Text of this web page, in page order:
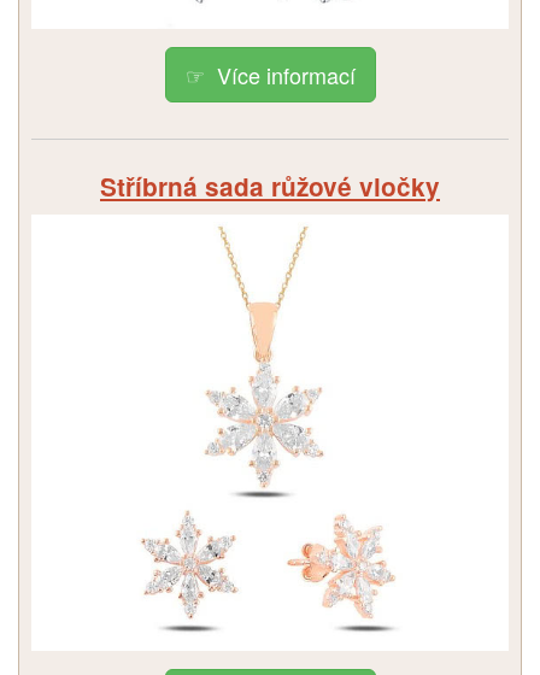
Více informací
Stříbrná sada růžové vločky